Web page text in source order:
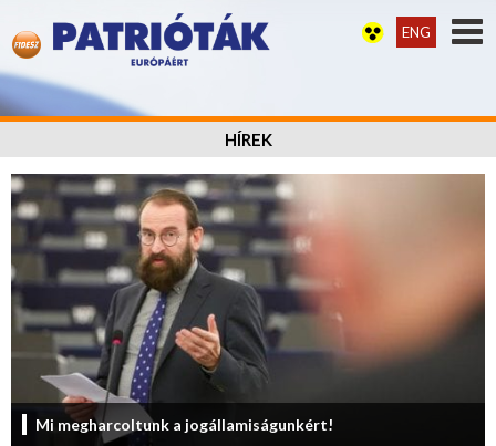
ENG
HÍREK
Mi megharcoltunk a jogállamiságunkért!